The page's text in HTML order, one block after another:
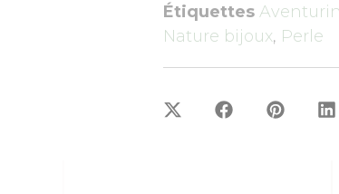
Étiquettes
Nature bijoux, Perle